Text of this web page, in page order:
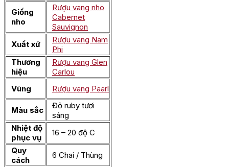
Giống
nho
Rượu vang nho
Cabernet
Sauvignon
Xuất xứ
Rượu vang Nam
Phi
Thương
hiệu
Rượu vang Glen
Carlou
Vùng
Rượu vang Paarl
Màu sắc
Đỏ ruby tươi
sáng
Nhiệt độ
phục vụ
16 – 20 độ C
Quy
cách
6 Chai / Thùng